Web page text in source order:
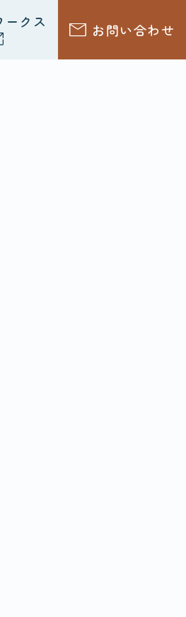
ークス
お問い合わせ